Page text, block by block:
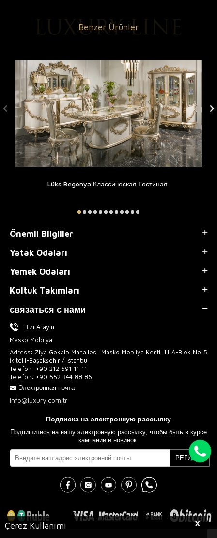
X
Çerez Kullanımı
Benzer Ürünler
Lüks Begonya Классическая Гостиная
Önemli Bilgliler
Yatak Odaları
Yemek Odaları
Koltuk Takımları
связаться с нами
Bizi Arayın
Masko Mobilya
Adress: Ziya Gökalp Mahallesi. Masko Mobilya Kenti. 11 A-Blok No:5
İkitelli-Başakşehir / İstanbul
Telefon: +90 212 691 11 11
Telefon: +90 552 344 88 86
Электронная почта
info@luxury.com.tr
Подписка на электронную рассылку
Подпишитесь на нашу электронную рассылку, чтобы быть в курсе
кампании и новинок!
РЕГИСТР